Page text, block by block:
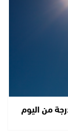
تحذر من موجة حر تصل 45 درجة من اليوم